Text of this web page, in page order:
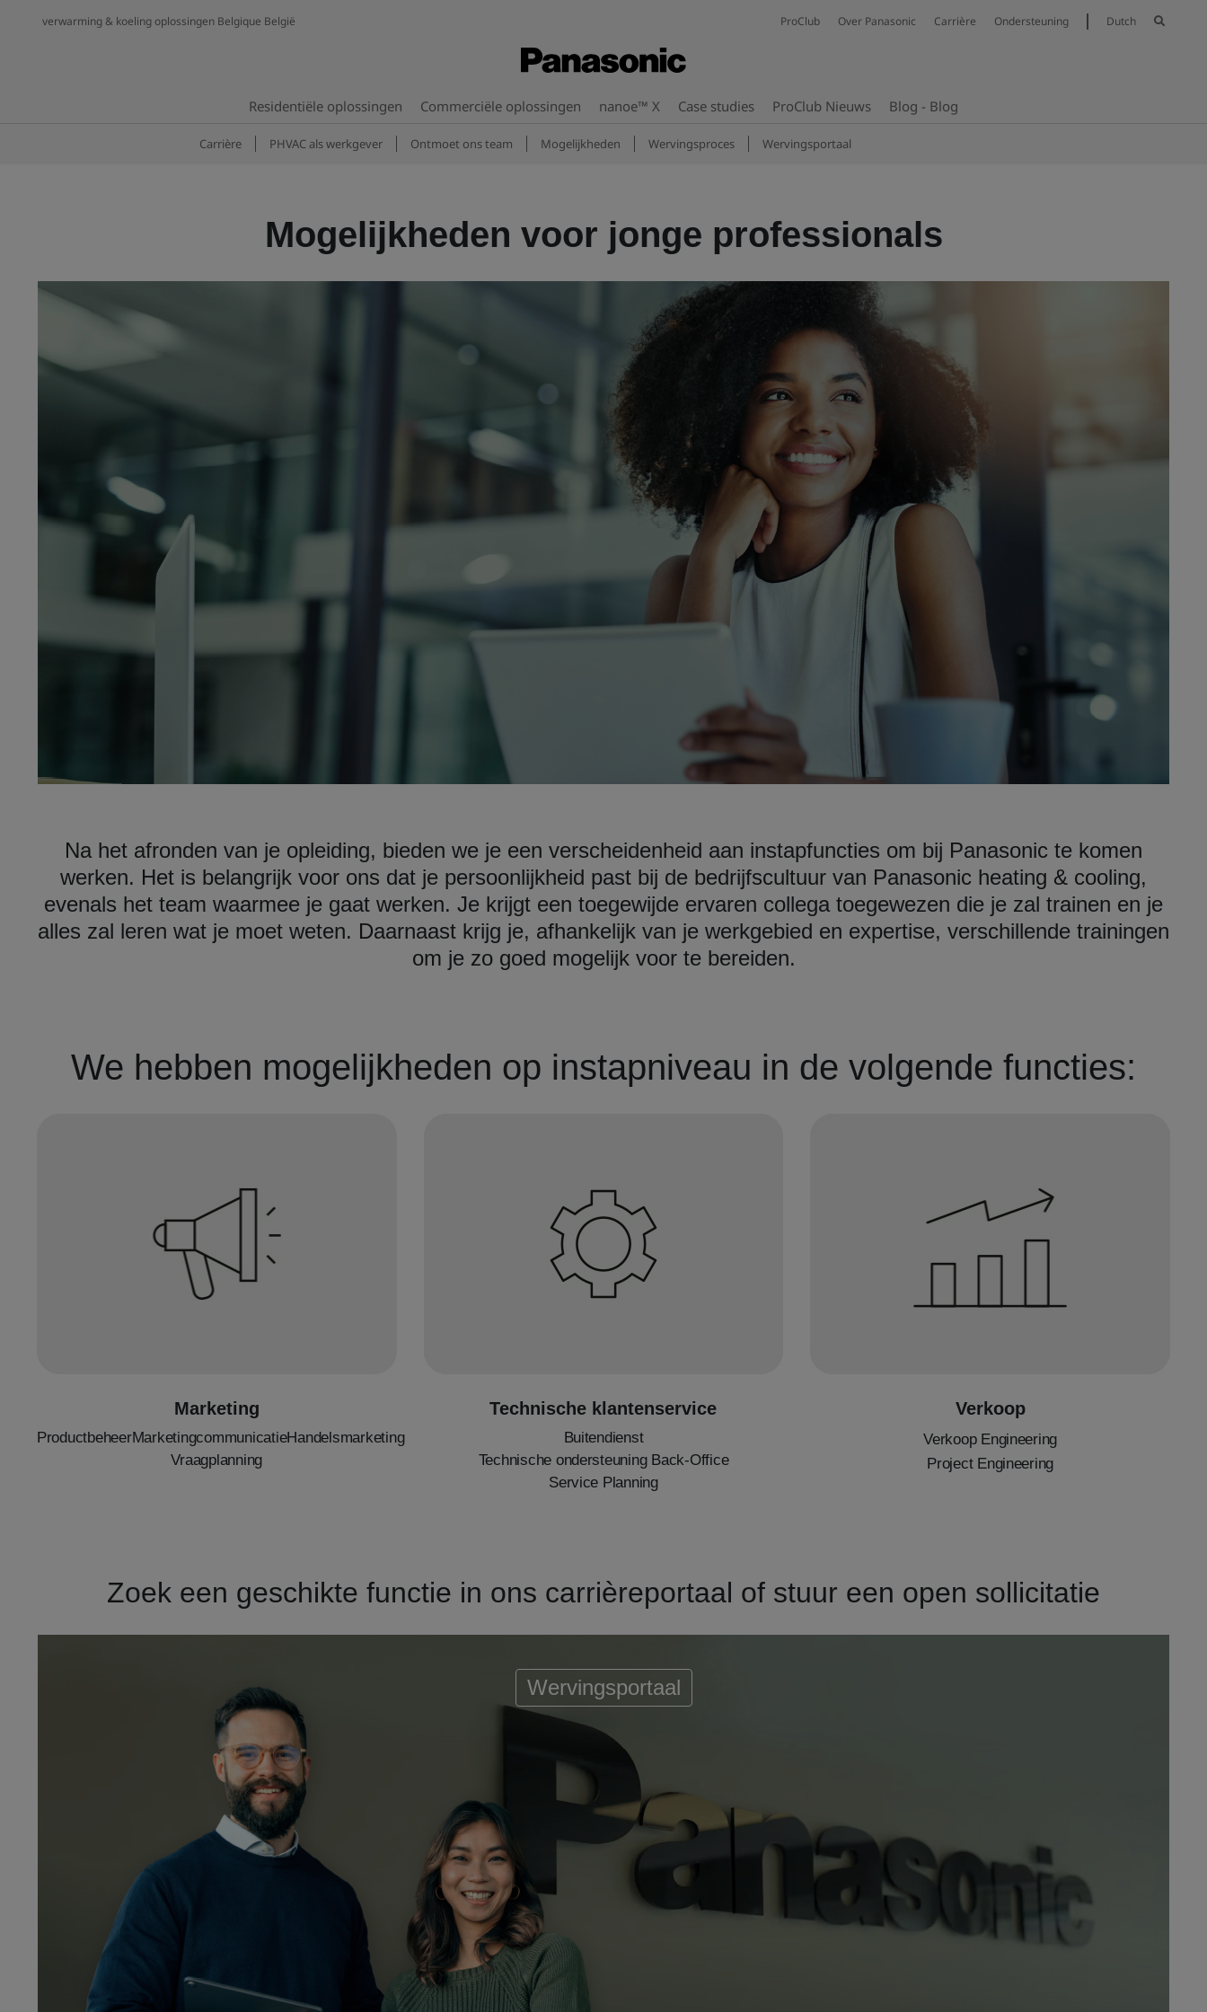
verwarming & koeling oplossingen Belgique België ProClub Over Panasonic Carrière Ondersteuning Dutch
Residentiële oplossingen Commerciële oplossingen nanoe™ X Case studies ProClub Nieuws Blog - Blog
Carrière PHVAC als werkgever Ontmoet ons team Mogelijkheden Wervingsproces Wervingsportaal
Mogelijkheden voor jonge professionals
Na het afronden van je opleiding, bieden we je een verscheidenheid aan instapfuncties om bij Panasonic te komen
werken. Het is belangrijk voor ons dat je persoonlijkheid past bij de bedrijfscultuur van Panasonic heating & cooling,
evenals het team waarmee je gaat werken. Je krijgt een toegewijde ervaren collega toegewezen die je zal trainen en je
alles zal leren wat je moet weten. Daarnaast krijg je, afhankelijk van je werkgebied en expertise, verschillende trainingen
om je zo goed mogelijk voor te bereiden.
We hebben mogelijkheden op instapniveau in de volgende functies:
Marketing
ProductbeheerMarketingcommunicatieHandelsmarketing
Vraagplanning
Technische klantenservice
Buitendienst
Technische ondersteuning Back-Office
Service Planning
Verkoop
Verkoop Engineering
Project Engineering
Zoek een geschikte functie in ons carrièreportaal of stuur een open sollicitatie
Wervingsportaal